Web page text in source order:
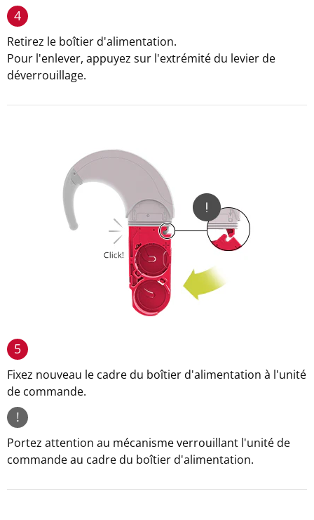
4
Retirez le boîtier d'alimentation.
Pour l'enlever, appuyez sur l'extrémité du levier de
déverrouillage.
5
Fixez nouveau le cadre du boîtier d'alimentation à l'unité
de commande.
!
Portez attention au mécanisme verrouillant l'unité de
commande au cadre du boîtier d'alimentation.